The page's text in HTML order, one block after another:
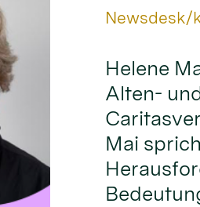
Von:
Newsdesk/
Helene
Alten-
Mai